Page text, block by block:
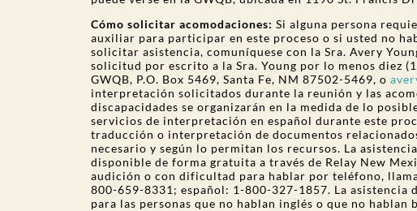
Cómo solicitar acomodaciones: Si alguna persona
auxiliar para participar en este proceso o si usted no
solicitar asistencia, comuníquese con la Sra. Avery
solicitud por escrito a la Sra. Young por lo menos diez
GWQB, P.O. Box 5469, Santa Fe, NM 87502-5469, o
interpretación solicitados durante la reunión y las
discapacidades se organizarán en la medida de lo
servicios de interpretación en español durante este
traducción o interpretación de documentos
necesario y según lo permitan los recursos. La
disponible de forma gratuita a través de Relay New
audición o con dificultad para hablar por teléfono,
800-659-8331; español: 1-800-327-1857. La
para las personas que no hablan inglés o que no